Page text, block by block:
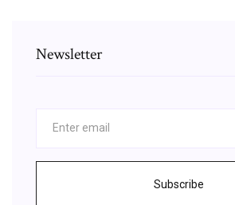
Newsletter
Subscribe